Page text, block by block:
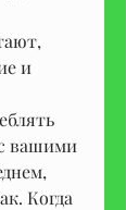
и
вашими
Когда